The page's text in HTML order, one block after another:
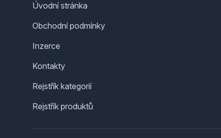
Úvodní stránka
Obchodní podmínky
Inzerce
Kontakty
Rejstřík kategorií
Rejstřík produktů